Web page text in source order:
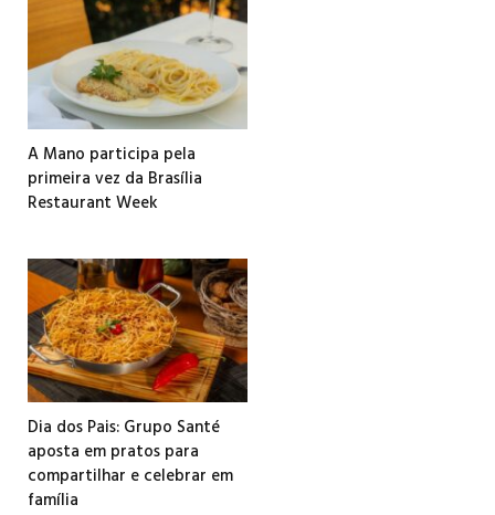
A Mano participa pela
primeira vez da Brasília
Restaurant Week
Dia dos Pais: Grupo Santé
aposta em pratos para
compartilhar e celebrar em
família